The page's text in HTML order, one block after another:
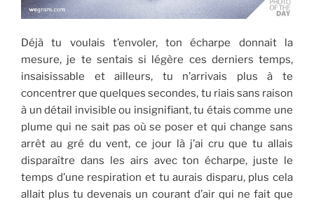
Déjà tu voulais t’envoler, ton écharpe donnait la
mesure, je te sentais si légère ces derniers temps,
insaisissable et ailleurs, tu n’arrivais plus à te
concentrer que quelques secondes, tu riais sans raison
à un détail invisible ou insignifiant, tu étais comme une
plume qui ne sait pas où se poser et qui change sans
arrêt au gré du vent, ce jour là j’ai cru que tu allais
disparaître dans les airs avec ton écharpe, juste le
temps d’une respiration et tu aurais disparu, plus cela
allait plus tu devenais un courant d’air qui ne fait que